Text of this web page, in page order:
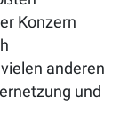
Konzern
anderen
und